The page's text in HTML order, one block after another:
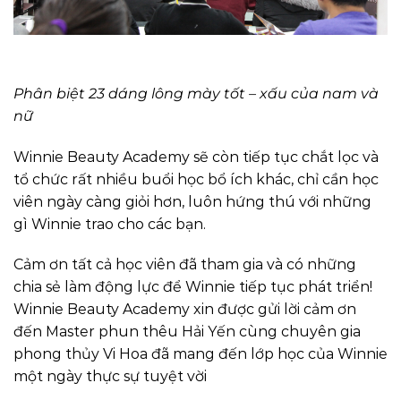
Phân biệt 23 dáng lông mày tốt – xấu của nam và
nữ
Winnie Beauty Academy sẽ còn tiếp tục chắt lọc và
tổ chức rất nhiều buổi học bổ ích khác, chỉ cần học
viên ngày càng giỏi hơn, luôn hứng thú với những
gì Winnie trao cho các bạn.
Cảm ơn tất cả học viên đã tham gia và có những
chia sẻ làm động lực để Winnie tiếp tục phát triển!
Winnie Beauty Academy xin được gửi lời cảm ơn
đến Master phun thêu Hải Yến cùng chuyên gia
phong thủy Vi Hoa đã mang đến lớp học của Winnie
một ngày thực sự tuyệt vời